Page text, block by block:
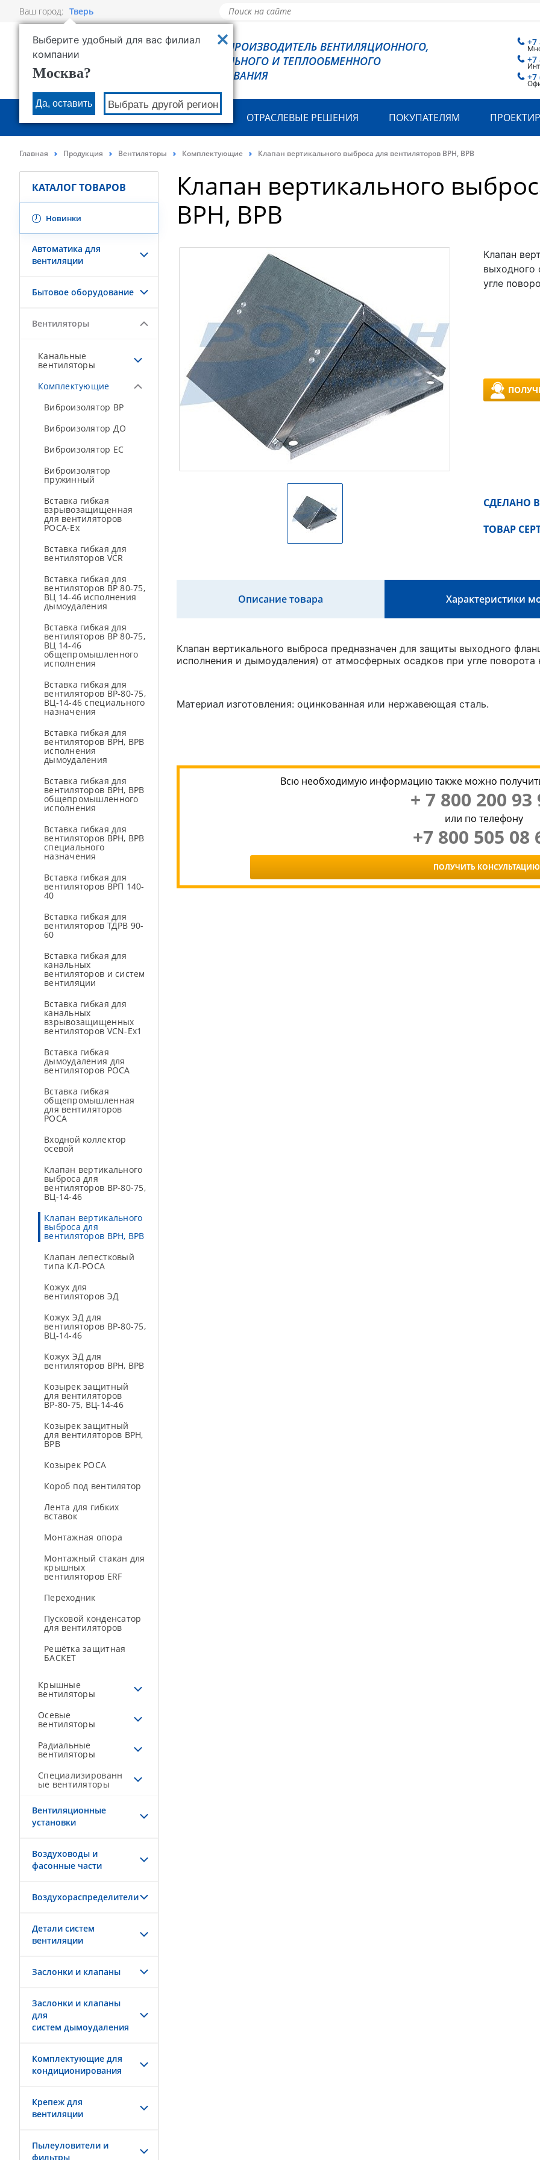
Ваш город: Тверь
Выберите удобный для вас филиал
компании
Москва?
Да, оставить Выбрать другой регион
РОВЕН - ПРОИЗВОДИТЕЛЬ ВЕНТИЛЯЦИОННОГО,
ХОЛОДИЛЬНОГО И ТЕПЛООБМЕННОГО
ОБОРУДОВАНИЯ
+7
+7
+7
О КОМПАНИИ ПРОДУКЦИЯ ОТРАСЛЕВЫЕ РЕШЕНИЯ ПОКУПАТЕЛЯМ
Главная Продукция Вентиляторы Комплектующие Клапан вертикального выброса для вентиляторов ВРН, ВРВ
КАТАЛОГ ТОВАРОВ
Новинки
Автоматика для
вентиляции
Бытовое оборудование
Вентиляторы
Канальные
вентиляторы
Комплектующие
Виброизолятор ВР
Виброизолятор ДО
Виброизолятор ЕС
Виброизолятор
пружинный
Вставка гибкая
взрывозащищенная
для вентиляторов
РОСА-Ex
Вставка гибкая для
вентиляторов VCR
Вставка гибкая для
вентиляторов ВР 80-75,
ВЦ 14-46 исполнения
дымоудаления
Вставка гибкая для
вентиляторов ВР 80-75,
ВЦ 14-46
общепромышленного
исполнения
Вставка гибкая для
вентиляторов ВР-80-75,
ВЦ-14-46 специального
назначения
Вставка гибкая для
вентиляторов ВРН, ВРВ
исполнения
дымоудаления
Вставка гибкая для
вентиляторов ВРН, ВРВ
общепромышленного
исполнения
Вставка гибкая для
вентиляторов ВРН, ВРВ
специального
назначения
Вставка гибкая для
вентиляторов ВРП 140-
40
Вставка гибкая для
вентиляторов ТДРВ 90-
60
Вставка гибкая для
канальных
вентиляторов и систем
вентиляции
Вставка гибкая для
канальных
взрывозащищенных
вентиляторов VCN-Ex1
Вставка гибкая
дымоудаления для
вентиляторов РОСА
Вставка гибкая
общепромышленная
для вентиляторов
РОСА
Входной коллектор
осевой
Клапан вертикального
выброса для
вентиляторов ВР-80-75,
ВЦ-14-46
Клапан вертикального
выброса для
вентиляторов ВРН, ВРВ
Клапан лепестковый
типа КЛ-РОСА
Кожух для
вентиляторов ЭД
Кожух ЭД для
вентиляторов ВР-80-75,
ВЦ-14-46
Кожух ЭД для
вентиляторов ВРН, ВРВ
Козырек защитный
для вентиляторов
ВР-80-75, ВЦ-14-46
Козырек защитный
для вентиляторов ВРН,
ВРВ
Козырек РОСА
Короб под вентилятор
Лента для гибких
вставок
Монтажная опора
Монтажный стакан для
крышных
вентиляторов ERF
Переходник
Пусковой конденсатор
для вентиляторов
Решётка защитная
БАСКЕТ
Крышные
вентиляторы
Осевые
вентиляторы
Радиальные
вентиляторы
Специализированн
ые вентиляторы
Вентиляционные
установки
Воздуховоды и
фасонные части
Воздухораспределители
Детали систем
вентиляции
Заслонки и клапаны
Заслонки и клапаны
для
систем дымоудаления
Комплектующие для
кондиционирования
Крепеж для
вентиляции
Пылеуловители и
фильтры
Клапан вертикального
ВРН, ВРВ
Клапан
выходного
угле
СДЕЛАНО
ТОВАР
Описание товара Характеристики
Клапан вертикального выброса предназначен для защиты выходного
исполнения и дымоудаления) от атмосферных осадков при угле поворота
Материал изготовления: оцинкованная или нержавеющая сталь.
Всю необходимую информацию также можно
+ 7 800 200 93
или по телефону
+7 800 505 08
ПОЛУЧИТЬ КОНСУЛЬТАЦИЮ